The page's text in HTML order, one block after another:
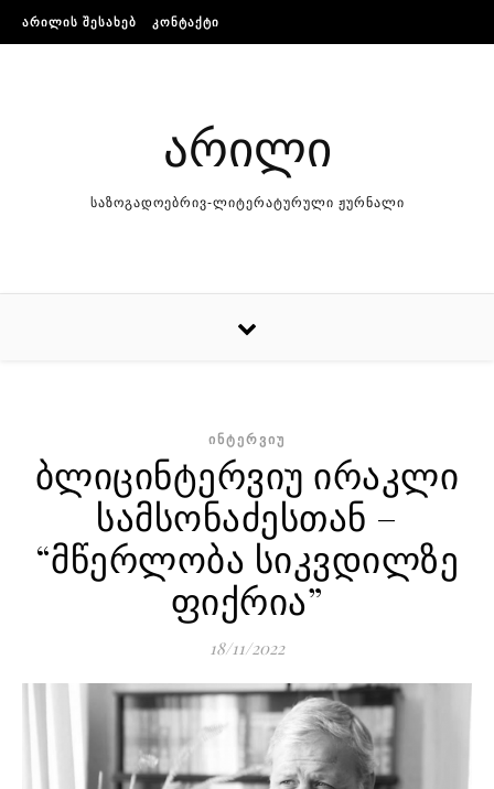
Skip to content
ᲐᲠᲘᲚᲘᲡ ᲨᲔᲡᲐᲮᲔᲑ ᲙᲝᲜᲢᲐᲥᲢᲘ
არილი
საზოგადოებრივ-ლიტერატურული ჟურნალი
ᲘᲜᲢᲔᲠᲕᲘᲣ
ბლიცინტერვიუ ირაკლი
სამსონაძესთან –
“მწერლობა სიკვდილზე
ფიქრია”
18/11/2022